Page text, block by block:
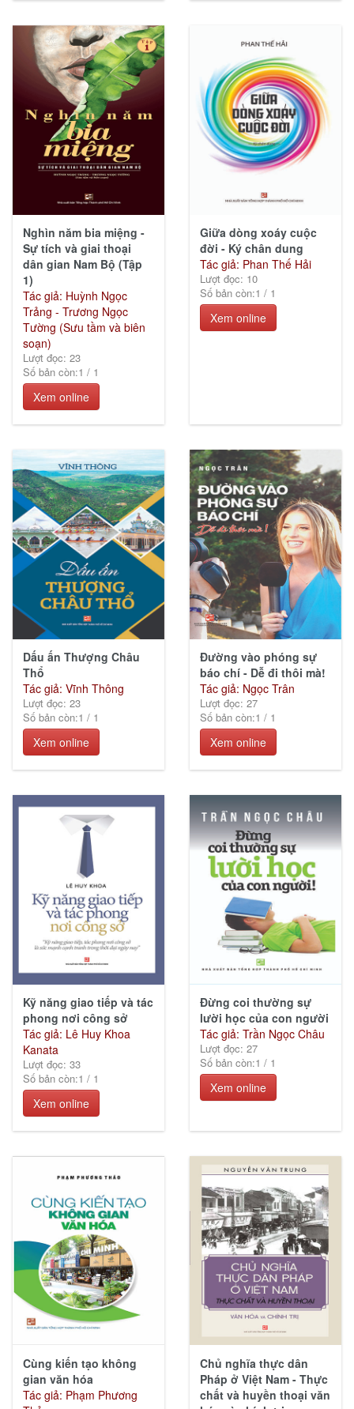
Nghìn năm bia miệng -
Sự tích và giai thoại
dân gian Nam Bộ (Tập
1)
Tác giả: Huỳnh Ngọc
Trảng - Trương Ngọc
Tường (Sưu tầm và biên
soạn)
Lượt đọc: 23
Số bản còn:1 /1
Xem online
Giữa dòng xoáy cuộc
đời - Ký chân dung
Tác giả: Phan Thế Hải
Lượt đọc: 10
Số bản còn:1 /1
Xem online
Dấu ấn Thượng Châu
Thổ
Tác giả: Vĩnh Thông
Lượt đọc: 23
Số bản còn:1 /1
Xem online
Đường vào phóng sự
báo chí - Dễ đi thôi mà!
Tác giả: Ngọc Trân
Lượt đọc: 27
Số bản còn:1 /1
Xem online
Kỹ năng giao tiếp và tác
phong nơi công sở
Tác giả: Lê Huy Khoa
Kanata
Lượt đọc: 33
Số bản còn:1 /1
Xem online
Đừng coi thường sự
lười học của con người
Tác giả: Trần Ngọc Châu
Lượt đọc: 27
Số bản còn:1 /1
Xem online
Cùng kiến tạo không
gian văn hóa
Tác giả: Phạm Phương
Chủ nghĩa thực dân
Pháp ở Việt Nam - Thực
chất và huyền thoại văn